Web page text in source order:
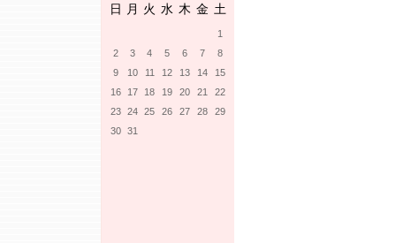
日
月 火 水 木 金 土
1
2
3 4 5 6 7
8
9
10 11 12 13 14
15
16
17 18 19 20 21
22
23 24 25 26 27 28
29
30 31